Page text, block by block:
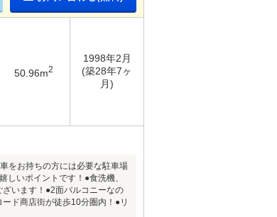
50.96m2
1998年2月
(築28年7ヶ
月)
をお持ちの方には必要な駐車場
いポイントです！●食洗機、
います！●2面バルコニーなの
ド商店街が徒歩10分圏内！●リ